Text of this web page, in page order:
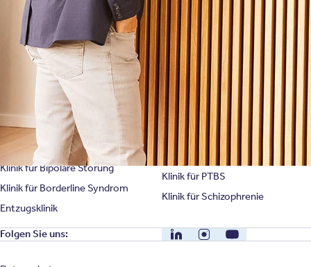
Unternehmensfakten
Spezialisierte Kliniken
Klinik für Depression
Klinik für Burnout
Klinik für Angststörung
Klinik für Zwangsstörung
Klinik für Persönlichkeitsstörung
Klinik für Bipolare Störung
Klinik für Borderline Syndrom
Entzugsklinik
Suchtklinik
Klinik für Anorexie
Klinik für Erschöpfung
Klinik für Essstörung
Klinik für Mediensucht
Klinik für Psychose
Klinik für PTBS
Klinik für Schizophrenie
Folgen Sie uns: LinkedInInstagramYouTube